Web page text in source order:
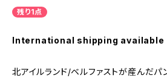
残り1点
International shipping available
北アイルランド/ベルファストが産んだパ